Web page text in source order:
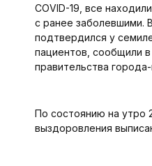
COVID-19, все
с ранее заболевшими.
подтвердился у
пациентов, сообщили
правительства
По состоянию на утро
выздоровления